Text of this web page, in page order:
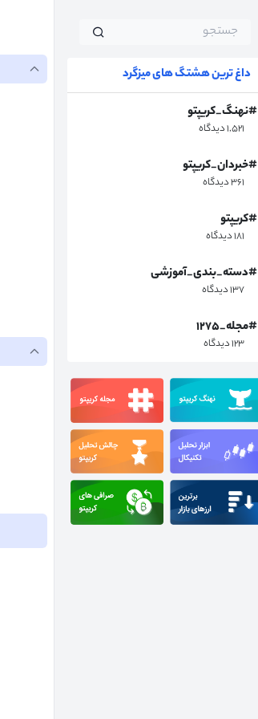
داغ ترین هشتگ های میزگرد
#نهنگ_کریپتو
۱,۵۲۱ دیدگاه
#خبردان_کریپتو
۳۶۱ دیدگاه
#کریپتو
۱۸۱ دیدگاه
#دسته_بندی_آموزشی
۱۳۷ دیدگاه
#مجله_۱۲۷۵
۱۲۳ دیدگاه